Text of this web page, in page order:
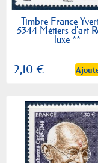
Timbre France
5344 Métiers d'art
luxe **
2,10 €